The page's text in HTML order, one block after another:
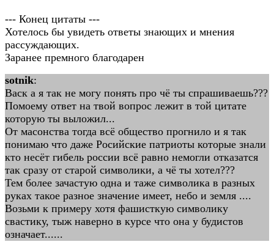
--- Конец цитаты ---
Хотелось бы увидеть ответы знающих и мнения
рассуждающих.
Заранее премного благодарен
sotnik:
Васк а я так не могу понять про чё ты спрашиваешь???
Помоему ответ на твой вопрос лежит в той цитате
которую ты выложил...
От масонства тогда всё общество прогнило и я так
понимаю что даже Росийские патриоты которые знали
кто несёт гибель россии всё равно немогли отказатся
так сразу от старой символики, а чё ты хотел???
Тем более зачастую одна и таже символика в разных
руках такое разное значение имеет, небо и земля ....
Возьми к примеру хотя фашисткую символику
свастику, тыж наверно в курсе что она у будистов
означает......